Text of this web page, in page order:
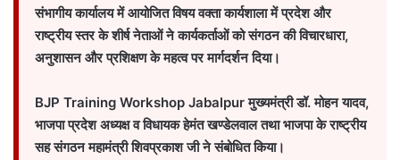
संभागीय कार्यालय में आयोजित विषय वक्ता कार्यशाला में प्रदेश और
राष्ट्रीय स्तर के शीर्ष नेताओं ने कार्यकर्ताओं को संगठन की विचारधारा,
अनुशासन और प्रशिक्षण के महत्व पर मार्गदर्शन दिया।
BJP Training Workshop Jabalpurमुख्यमंत्री डॉ. मोहन यादव,
भाजपा प्रदेश अध्यक्ष व विधायक हेमंत खण्डेलवाल तथा भाजपा के राष्ट्रीय
सह संगठन महामंत्री शिवप्रकाश जी ने संबोधित किया।